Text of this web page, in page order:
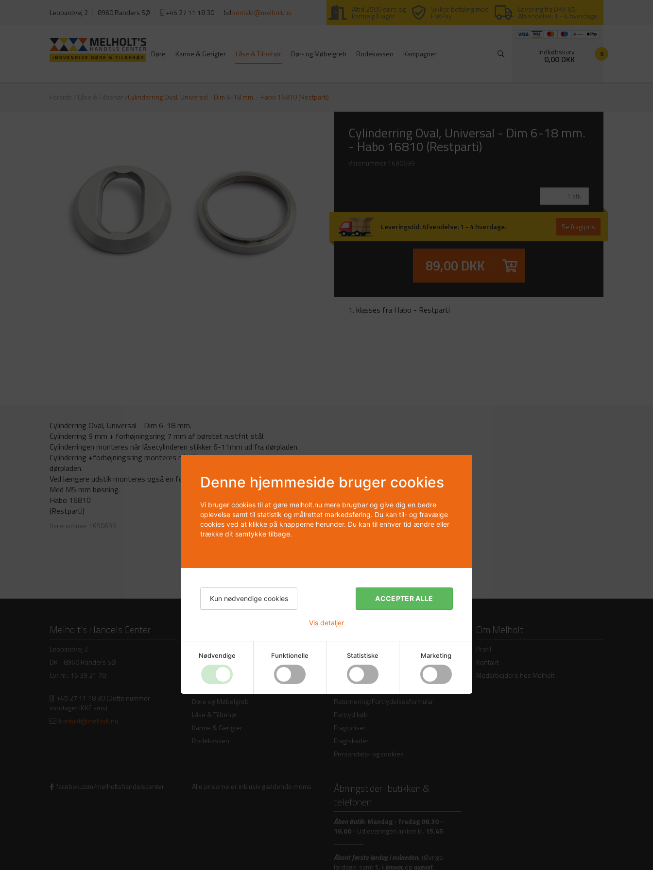
Denne hjemmeside bruger cookies
Vi bruger cookies til at gøre melholt.nu mere brugbar og give dig en bedre
oplevelse samt til statistik og målrettet markedsføring. Du kan til- og fravælge
cookies ved at klikke på knapperne herunder. Du kan til enhver tid ændre eller
trække dit samtykke tilbage.
Kun nødvendige cookies ACCEPTER ALLE
Vis detaljer
Nødvendige Funktionelle Statistiske Marketing
Leopardvej 2 8960 Randers SØ +45 27 11 18 30 kontakt@melholt.nu Altid 2500 døre og
karme på lager
Sikker betaling med
FlatPay
Levering fra DKK 85,-
Afsendelse: 1 - 4 hverdage.
Døre Karme & Gerigter Låse & Tilbehør Dør- og Møbelgreb Rodekassen Kampagner Indkøbskurv
0,00 DKK 0
/Cylinderring Oval, Universal - Dim 6-18 mm. - Habo 16810 (Restparti)
Cylinderring Oval, Universal - Dim 6-18 mm.
- Habo 16810 (Restparti)
Varenummer 1690699
Leveringstid:Afsendelse: 1 - 4 hverdage. Se fragtpris
89,00 DKK
1. klasses fra Habo - Restparti
Cylinderring Oval, Universal - Dim 6-18 mm.
Cylinderring 9 mm + forhøjningsring 7 mm af børstet rustfrit stål.
Cylinderringen monteres når låsecylinderen stikker 6-11mm ud fra dørpladen.
Cylinderring +forhøjningsring monteres når låsecylinderen stikker 12-18mm ud fra
dørpladen.
Ved længere udstik monteres også en forhøjningsring ekstra.
Med M5 mm bøsning.
Habo 16810
(Restparti)
Varenummer 1690699
Melholt’s Handels Center
Leopardvej 2
DK - 8960 Randers SØ
Cvr nr.: 16 39 21 70
+45 27 11 18 30(Dette nummer
modtager IKKE sms)
kontakt@melholt.nu
Indvendige glasdøre
Franske døre
Døre og Møbelgreb
Låse & Tilbehør
Karme & Gerigter
Rodekassen
Kundeservice
Vidste du?
Handelsbetingelser
Returnering/Fortrydelsesformular
Fortryd køb
Fragtpriser
Fragtskader
Persondata- og cookies
Om Melholt
Profil
Kontakt
Medarbejdere hos Melholt
facebok.com/melholtshandelscenter Alle priserne er inklusiv gældende moms.
Åbningstider i butikken &
telefonen
ÅbenButik: Mandag - fredag 08.30 -
16.00- Udleveringen lukker kl. 15.45
---------------
Åbent første lørdag i måneden: (Øvrige
lørdage, samt 1. i januar,ogaugust,